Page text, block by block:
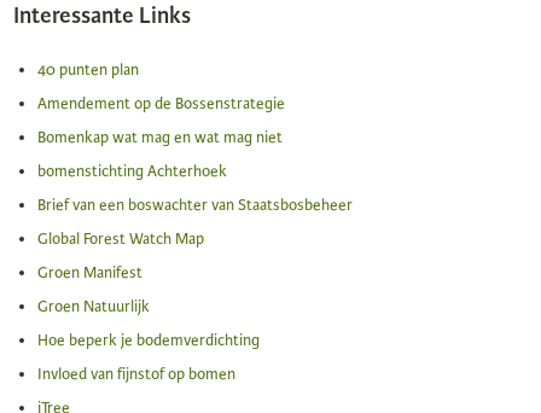
Interessante Links
40 punten plan
Amendement op de Bossenstrategie
Bomenkap wat mag en wat mag niet
bomenstichting Achterhoek
Brief van een boswachter van Staatsbosbeheer
Global Forest Watch Map
Groen Manifest
Groen Natuurlijk
Hoe beperk je bodemverdichting
Invloed van fijnstof op bomen
iTree